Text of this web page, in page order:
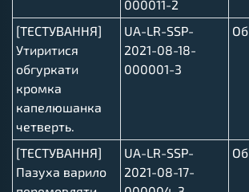
000011-2
[ТЕСТУВАННЯ]
Утиритися
обгуркати
кромка
капелюшанка
четверть.
UA-LR-SSP-
2021-08-18-
000001-3
[ТЕСТУВАННЯ]
Пазуха варило
UA-LR-SSP-
2021-08-17-